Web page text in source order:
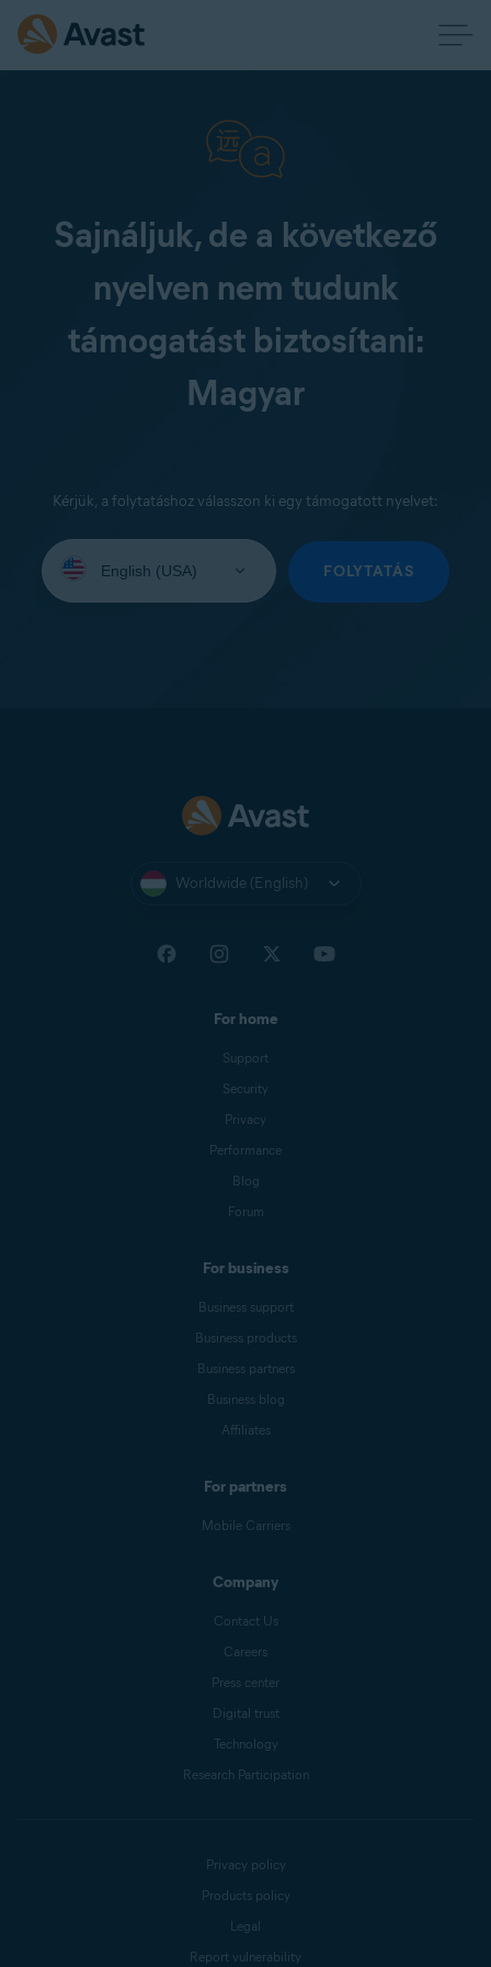
Sajnáljuk, de a következő
nyelven nem tudunk
támogatást biztosítani:
Magyar
Kérjük, a folytatáshoz válasszon ki egy támogatott nyelvet:
your
FOLYTATÁS
Worldwide (English)
For home
Support
Security
Privacy
Performance
Blog
Forum
For business
Business support
Business products
Business partners
Business blog
Affiliates
For partners
Mobile Carriers
Company
Contact Us
Careers
Press center
Digital trust
Technology
Research Participation
Privacy policy
Products policy
Legal
Report vulnerability